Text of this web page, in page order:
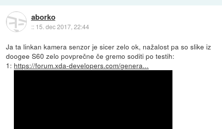
aborko
:: 15. dec 2017, 22:44
Ja ta linkan kamera senzor je sicer zelo ok, nažalost pa so slike iz
doogee S60 zelo povprečne če gremo soditi po testih:
1: https://forum.xda-developers.com/genera...